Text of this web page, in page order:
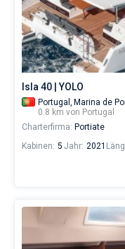
Isla 40 | YOLO
Portugal, Marina de
0.8 km von Portugal
Charterfirma: Portiate
Kabinen: 5 Jahr: 2021